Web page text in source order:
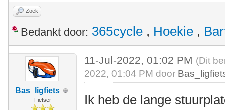
Zoek
Bedankt door: 365cycle , Hoekie ,
Bas_ligfiets
Fietser
11-Jul-2022, 01:02 PM (Dit
2022, 01:04 PM door
Ik heb de lange